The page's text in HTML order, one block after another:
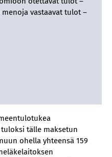
vastaavat tulot –
tälle maksetun
ohella yhteensä 159